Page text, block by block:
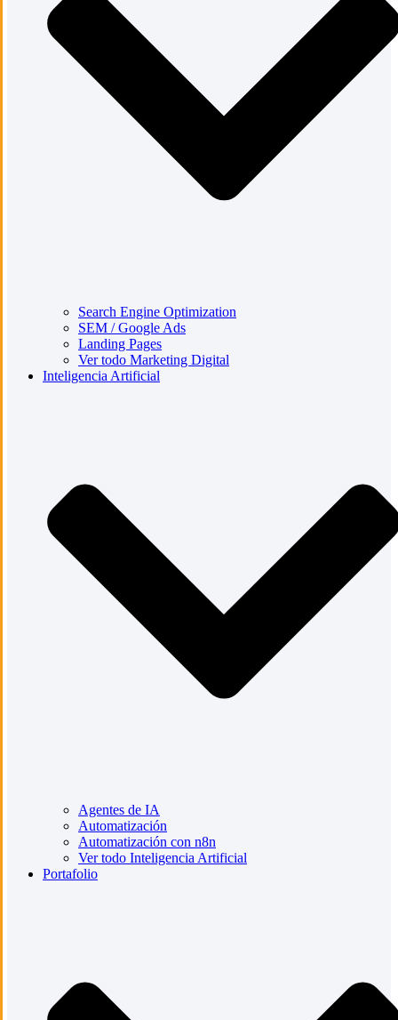
Search Engine Optimization
SEM / Google Ads
Landing Pages
Ver todo Marketing Digital
Inteligencia Artificial
Agentes de IA
Automatización
Automatización con n8n
Ver todo Inteligencia Artificial
Portafolio